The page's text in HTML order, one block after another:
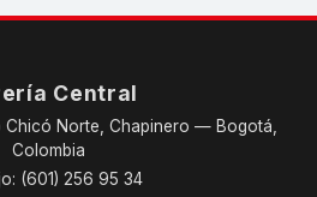
Central
Chicó Norte, Chapinero — Bogotá,
Colombia
(601) 256 95 34